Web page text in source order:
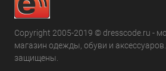
Copyright 2005-2019 © dresscode.ru -
магазин одежды, обуви и
защищены.